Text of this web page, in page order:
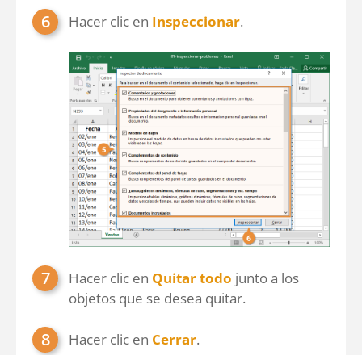
Hacer clic en Inspeccionar.
Hacer clic en Quitar todo junto a los
objetos que se desea quitar.
Hacer clic en Cerrar.